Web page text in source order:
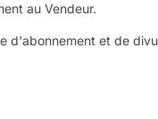
au Vendeur.
et de